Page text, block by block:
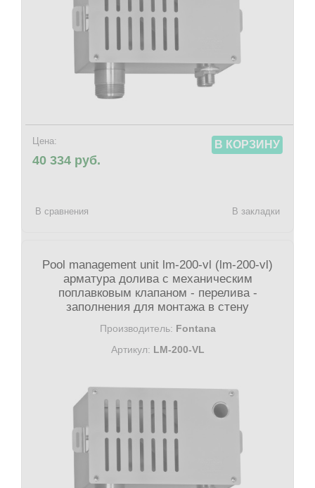
Цена:
40 334 руб.
В КОРЗИНУ
В сравнения В закладки
Pool management unit lm-200-vl (lm-200-vl)
арматура долива с механическим
поплавковым клапаном - перелива -
заполнения для монтажа в стену
Производитель: Fontana
Артикул: LM-200-VL